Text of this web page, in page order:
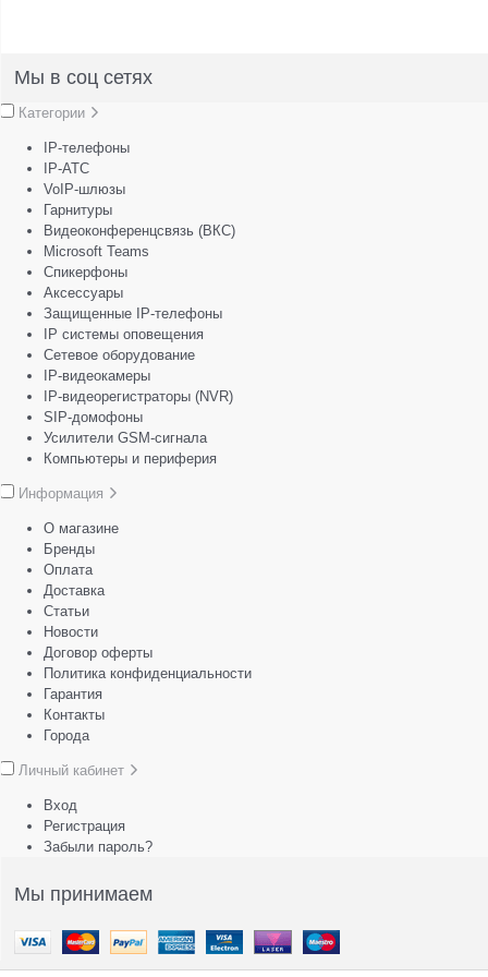
Мы в соц сетях
Категории
IP-телефоны
IP-АТС
VoIP-шлюзы
Гарнитуры
Видеоконференцсвязь (ВКС)
Microsoft Teams
Спикерфоны
Аксессуары
Защищенные IP-телефоны
IP системы оповещения
Сетевое оборудование
IP-видеокамеры
IP-видеорегистраторы (NVR)
SIP-домофоны
Усилители GSM-сигнала
Компьютеры и периферия
Информация
О магазине
Бренды
Оплата
Доставка
Статьи
Новости
Договор оферты
Политика конфиденциальности
Гарантия
Контакты
Города
Личный кабинет
Вход
Регистрация
Забыли пароль?
Мы принимаем